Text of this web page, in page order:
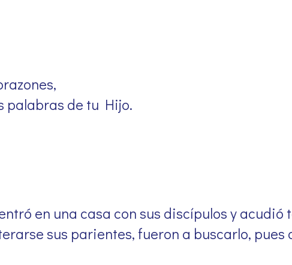
palabras de tu Hijo.
en una casa con sus discípulos y acudió
sus parientes, fueron a buscarlo, pues